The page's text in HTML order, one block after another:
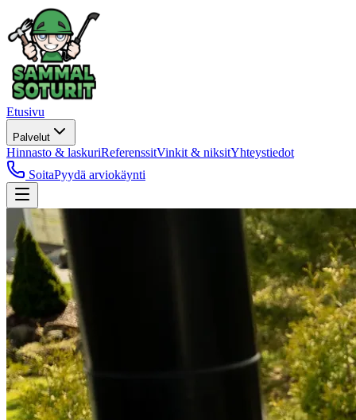
Etusivu
Palvelut
Hinnasto & laskuriReferenssitVinkit & niksitYhteystiedot
SoitaPyydä arviokäynti